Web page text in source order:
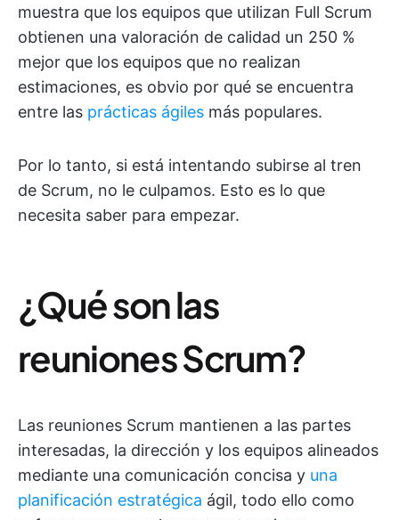
muestra que los equipos que utilizan Full Scrum
obtienen una valoración de calidad un 250 %
mejor que los equipos que no realizan
estimaciones, es obvio por qué se encuentra
entre las prácticas ágiles más populares.
Por lo tanto, si está intentando subirse al tren
de Scrum, no le culpamos. Esto es lo que
necesita saber para empezar.
¿Qué son las
reuniones Scrum?
Las reuniones Scrum mantienen a las partes
interesadas, la dirección y los equipos alineados
mediante una comunicación concisa y una
planificación estratégica ágil, todo ello como